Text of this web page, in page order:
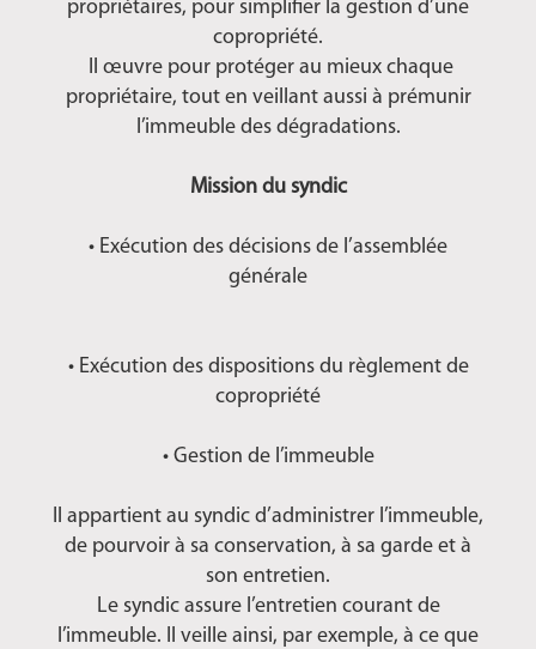
propriétaires, pour simplifier la gestion d’une
copropriété.
Il œuvre pour protéger au mieux chaque
propriétaire, tout en veillant aussi à prémunir
l’immeuble des dégradations.
Mission du syndic
• Exécution des décisions de l’assemblée
générale
• Exécution des dispositions du règlement de
copropriété
• Gestion de l’immeuble
Il appartient au syndic d’administrer l’immeuble,
de pourvoir à sa conservation, à sa garde et à
son entretien.
Le syndic assure l’entretien courant de
l’immeuble. Il veille ainsi, par exemple, à ce que